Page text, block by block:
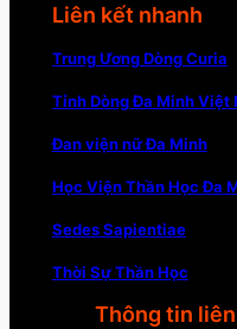
Liên kết nhanh
Trung Ương Dòng Curia
Tỉnh Dòng Đa Minh Việt
Đan viện nữ Đa Minh
Học Viện Thần Học Đa
Sedes Sapientiae
Thời Sự Thần Học
Thông tin